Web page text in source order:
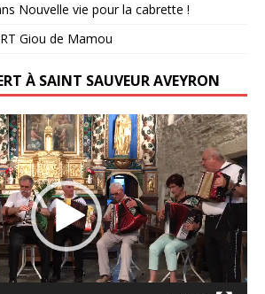
Nouvelle vie pour la cabrette !
Giou de Mamou
À SAINT SAUVEUR AVEYRON